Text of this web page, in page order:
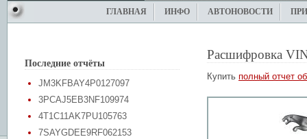
ГЛАВНАЯ ИНФО АВТОНОВОСТИ
Последние отчёты
JM3KFBAY4P0127097
3PCAJ5EB3NF109974
4T1C11AK7PU105763
7SAYGDEE9RF062153
Расшифровка
Купить полный отчет